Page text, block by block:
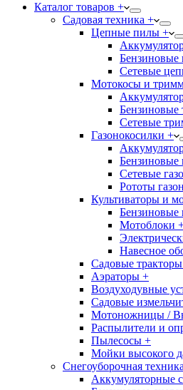
Каталог товаров +
Садовая техника +
Цепные пилы +
Сетевые
Мотокосы и
Сетевые
Газонокосилки +
Бензиновые
Сетевые
Рототы
Культиваторы и
Бензиновые
Мотоблоки
Навесное
Садовые
Аэраторы +
Воздуходувные
Садовые
Мотоножницы /
Распылители и
Пылесосы +
Мойки высокого
Снегоуборочная
Аккумуляторные